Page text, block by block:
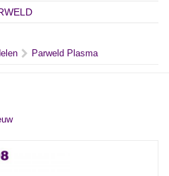
Parweld Plasma